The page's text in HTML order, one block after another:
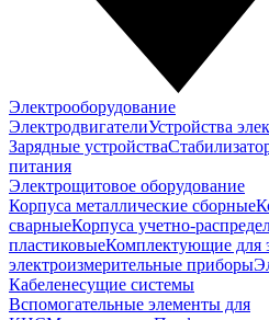
Электрооборудование
ЭлектродвигателиУстройства
Зарядные устройства
питания
Электрощитовое оборудование
Корпуса металлические сборные
сварныеКорпуса учетно-
пластиковыеКомплектующие для
электроизмерительные приборы
Кабеленесущие системы
Вспомогательные элементы для